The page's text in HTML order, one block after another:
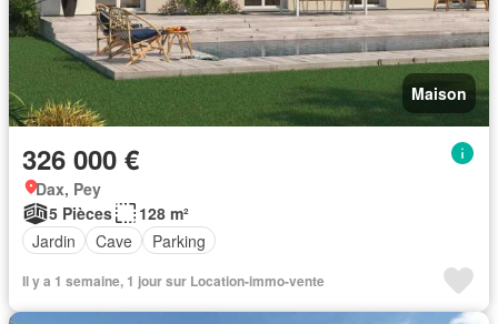
Maison
326 000 €
Dax, Pey
5 Pièces
128 m²
Jardin
Cave Parking
Il y a 1 semaine, 1 jour sur Location-immo-vente